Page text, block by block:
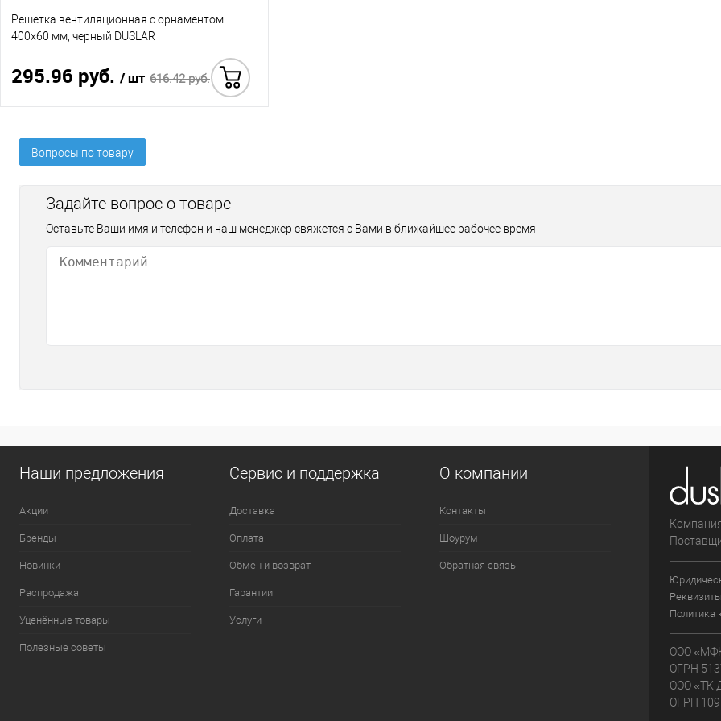
Решетка вентиляционная с орнаментом
400х60 мм, черный DUSLAR
295.96 руб. / шт 616.42 руб.
Вопросы по товару
Задайте вопрос о товаре
Оставьте Ваши имя и телефон и наш менеджер свяжется с Вами в ближайшее рабочее время
Наши предложения
Акции
Бренды
Новинки
Распродажа
Уценённые товары
Полезные советы
Сервис и поддержка
Доставка
Оплата
Обмен и возврат
Гарантии
Услуги
О компании
Контакты
Шоурум
Обратная связь
Политика
ООО
ОГРН
ООО «ТК
ОГРН